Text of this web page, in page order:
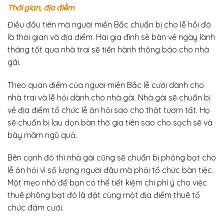
Thời gian, địa điểm
Điều đầu tiên mà người miền Bắc chuẩn bị cho lễ hồi đó
là thời gian và địa điểm. Hai gia đình sẽ bàn về ngày lành
tháng tốt qua nhà trai sẽ tiến hành thông báo cho nhà
gái.
Theo quan điểm của người miền Bắc lễ cưới dành cho
nhà trai và lễ hỏi dành cho nhà gái. Nhà gái sẽ chuẩn bị
về địa điểm tổ chức lễ ăn hỏi sao cho thật tươm tất. Họ
sẽ chuẩn bị lau dọn bàn thờ gia tiên sao cho sạch sẽ và
bày mâm ngũ quả.
Bên cạnh đó thì nhà gái cũng sẽ chuẩn bị phông bạt cho
lễ ăn hỏi vì số lượng người đâu mà phải tổ chức bàn tiệc.
Một mẹo nhỏ để bạn có thể tiết kiệm chi phí ý cho việc
thuê phông bạt đó là đặt cùng một địa điểm thuê tổ
chức đám cưới.